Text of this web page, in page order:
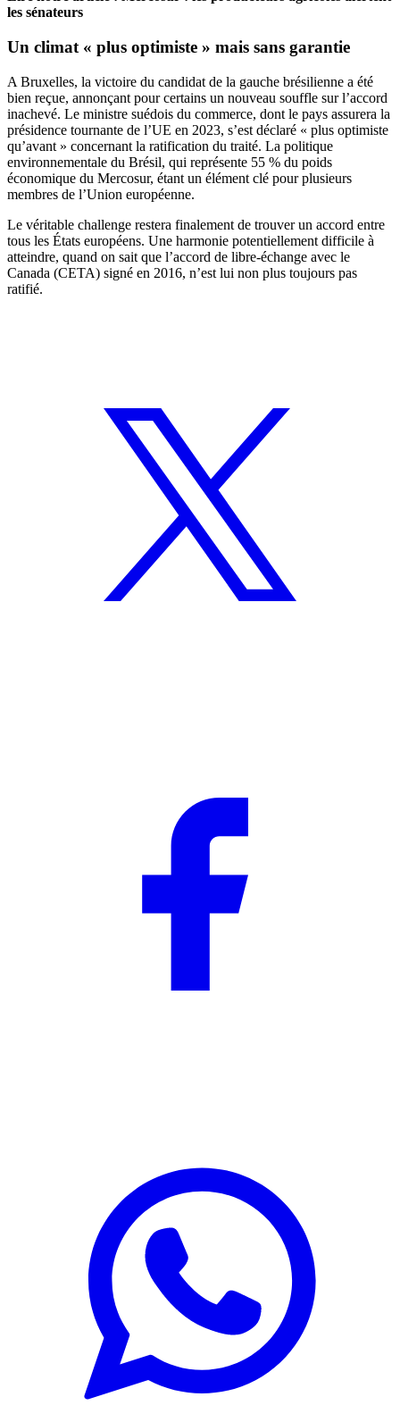
les sénateurs
Un climat « plus optimiste » mais sans garantie
A Bruxelles, la victoire du candidat de la gauche brésilienne a été
bien reçue, annonçant pour certains un nouveau souffle sur l’accord
inachevé. Le ministre suédois du commerce, dont le pays assurera la
présidence tournante de l’UE en 2023, s’est déclaré « plus optimiste
qu’avant » concernant la ratification du traité. La politique
environnementale du Brésil, qui représente 55 % du poids
économique du Mercosur, étant un élément clé pour plusieurs
membres de l’Union européenne.
Le véritable challenge restera finalement de trouver un accord entre
tous les États européens. Une harmonie potentiellement difficile à
atteindre, quand on sait que l’accord de libre-échange avec le
Canada (CETA) signé en 2016, n’est lui non plus toujours pas
ratifié.